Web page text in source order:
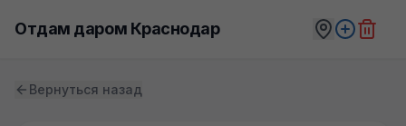
Отдам даром Краснодар
Вернуться назад